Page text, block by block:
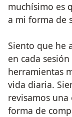
muchísimo es
a mi forma de
Siento que he
en cada
herramientas
vida diaria.
revisamos
forma de